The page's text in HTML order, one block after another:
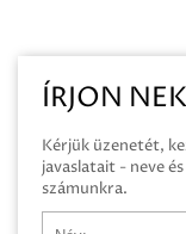
ÍRJON
Kérjük üzenetét,
javaslatait - neve
számunkra.